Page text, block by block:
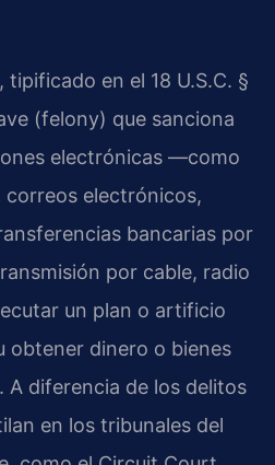
en el 18 U.S.C. §
(felony) que sanciona
electrónicas —como
correos electrónicos,
bancarias por
por cable, radio
un plan o artificio
obtener dinero o bienes
A diferencia de los delitos
en los tribunales del